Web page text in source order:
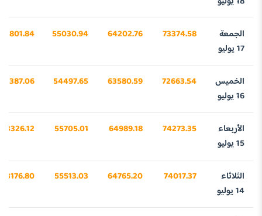
الجمعة
17 يوليو
73374.58
64202.76
55030.94
42801.84
الخميس
16 يوليو
72663.54
63580.59
54497.65
42387.06
الأربعاء
15 يوليو
74273.35
64989.18
55705.01
43326.12
الثلاثاء
14 يوليو
74017.37
64765.20
55513.03
43176.80